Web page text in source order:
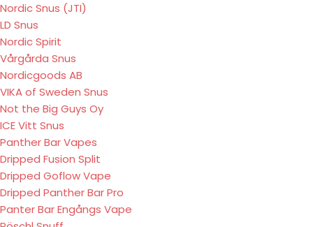
Nordic Snus (JTI)
LD Snus
Nordic Spirit
Vårgårda Snus
Nordicgoods AB
VIKA of Sweden Snus
Not the Big Guys Oy
ICE Vitt Snus
Panther Bar Vapes
Dripped Fusion Split
Dripped Goflow Vape
Dripped Panther Bar Pro
Panter Bar Engångs Vape